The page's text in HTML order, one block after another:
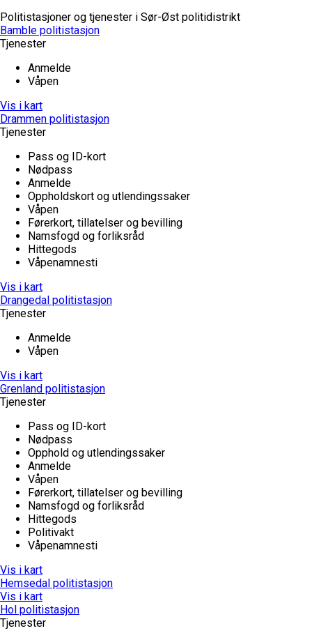
Politistasjoner og tjenester i Sør-Øst politidistrikt
Bamble politistasjon
Tjenester
Anmelde
Våpen
Vis i kart
Drammen politistasjon
Tjenester
Pass og ID-kort
Nødpass
Anmelde
Oppholdskort og utlendingssaker
Våpen
Førerkort, tillatelser og bevilling
Namsfogd og forliksråd
Hittegods
Våpenamnesti
Vis i kart
Drangedal politistasjon
Tjenester
Anmelde
Våpen
Vis i kart
Grenland politistasjon
Tjenester
Pass og ID-kort
Nødpass
Opphold og utlendingssaker
Anmelde
Våpen
Førerkort, tillatelser og bevilling
Namsfogd og forliksråd
Hittegods
Politivakt
Våpenamnesti
Vis i kart
Hemsedal politistasjon
Vis i kart
Hol politistasjon
Tjenester